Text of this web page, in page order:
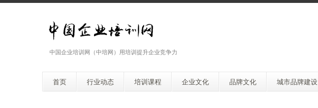
中国企业培训网（中培网）用培训提升企业竞争力
首页 行业动态 培训课程 企业文化 品牌文化 城市品牌建设